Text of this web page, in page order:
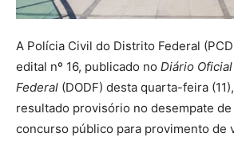
A Polícia Civil do Distrito Federal
edital nº 16, publicado no Diário
Federal (DODF) desta quarta-feira
resultado provisório no desempate
concurso público para provimento de